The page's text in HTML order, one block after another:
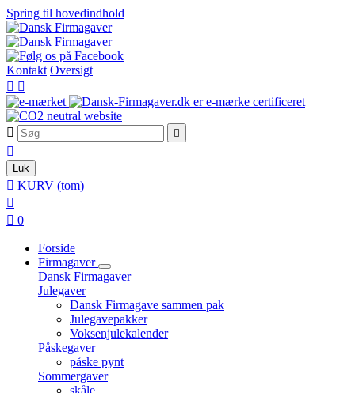
Spring til hovedindhold
Kontakt Oversigt
 
 

Luk
 KURV (tom)

 0
Forside
Firmagaver
Dansk Firmagaver
Julegaver
Dansk Firmagave sammen pak
Julegavepakker
Voksenjulekalender
Påskegaver
påske pynt
Sommergaver
skåle